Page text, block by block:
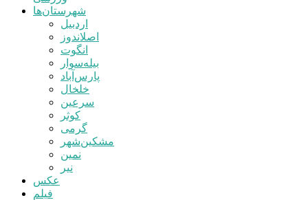
شهرستان‌ها
اردبیل
اصلاندوز
انگوت
بیله‌سوار
پارس‌آباد
خلخال
سرعین
کوثر
گرمی
مشکین‌شهر
نمین
نیر
عکس
فیلم